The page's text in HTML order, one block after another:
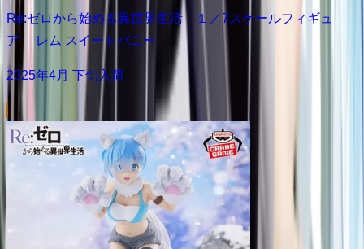
Re:ゼロから始める異世界生活 １／7スケールフィギュ
ア レム スイートバニー
2025年4月 下旬入荷